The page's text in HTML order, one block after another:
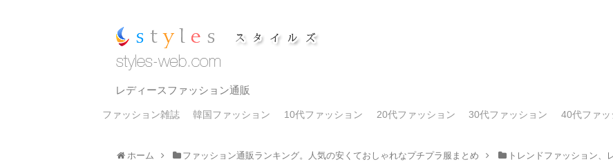
レディースファッション通販
ファッション雑誌 韓国ファッション 10代ファッション 20代ファッション 30代ファッション 40代ファッ
ホーム ファッション通販ランキング。人気の安くておしゃれなプチプラ服まとめ
トレンドファッション、